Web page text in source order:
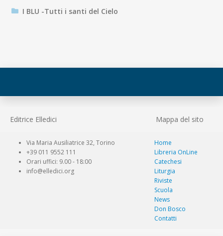
I BLU -Tutti i santi del Cielo
Editrice Elledici Mappa del sito
Via Maria Ausiliatrice 32, Torino
+39 011 9552 111
Orari uffici: 9.00 - 18:00
info@elledici.org
Home
Libreria OnLine
Catechesi
Liturgia
Riviste
Scuola
News
Don Bosco
Contatti